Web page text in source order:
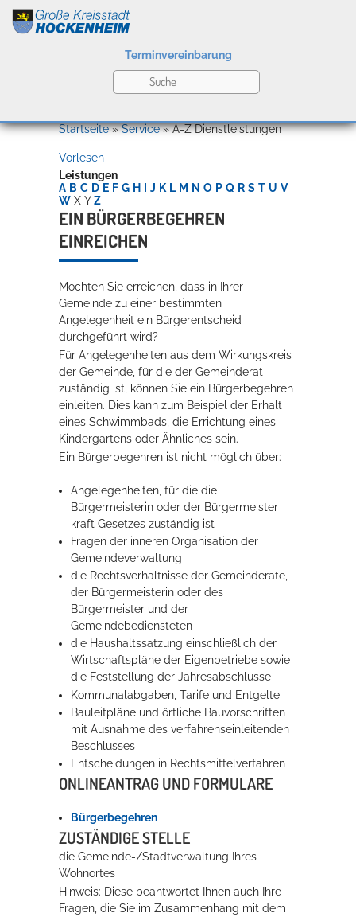
Kultur
Bildung
Wirtschaft
Rathaus
Service
Terminvereinbarung
Die Stadthalle Hockenheim bietet den perfekten Standort für Events
Erleben in Hockenheim
Spaß unter prickelnden Wasserfällen, das rauschende Meer im
Sprudelliege im Solebecken?
mehr dazu...
Startseite»Service»A-Z Dienstleistungen
Vorlesen
Leistungen
A B C D E F G H J K L M N O P Q R S T U V
W X Y Z
EIN BÜRGERBEGEHREN
EINREICHEN
Möchten Sie erreichen, dass in Ihrer
Gemeinde zu einer bestimmten
Angelegenheit ein Bürgerentscheid
durchgeführt wird?
Für Angelegenheiten aus dem Wirkungskreis
der Gemeinde, für die der Gemeinderat
zuständig ist, können Sie ein Bürgerbegehren
einleiten. Dies kann zum Beispiel der Erhalt
eines Schwimmbads, die Errichtung eines
Kindergartens oder Ähnliches sein.
Ein Bürgerbegehren ist nicht möglich über:
Angelegenheiten, für die die
Bürgermeisterin oder der Bürgermeister
kraft Gesetzes zuständig ist
Fragen der inneren Organisation der
Gemeindeverwaltung
die Rechtsverhältnisse der Gemeinderäte,
der Bürgermeisterin oder des
Bürgermeister und der
Gemeindebediensteten
die Haushaltssatzung einschließlich der
Wirtschaftspläne der Eigenbetriebe sowie
die Feststellung der Jahresabschlüsse
Kommunalabgaben, Tarife und Entgelte
Bauleitpläne und örtliche Bauvorschriften
mit Ausnahme des verfahrenseinleitenden
Beschlusses
Entscheidungen in Rechtsmittelverfahren
ONLINEANTRAG UND FORMULARE
Bürgerbegehren
ZUSTÄNDIGE STELLE
die Gemeinde-/Stadtverwaltung Ihres
Wohnortes
Hinweis: Diese beantwortet Ihnen auch Ihre
Fragen, die Sie im Zusammenhang mit dem